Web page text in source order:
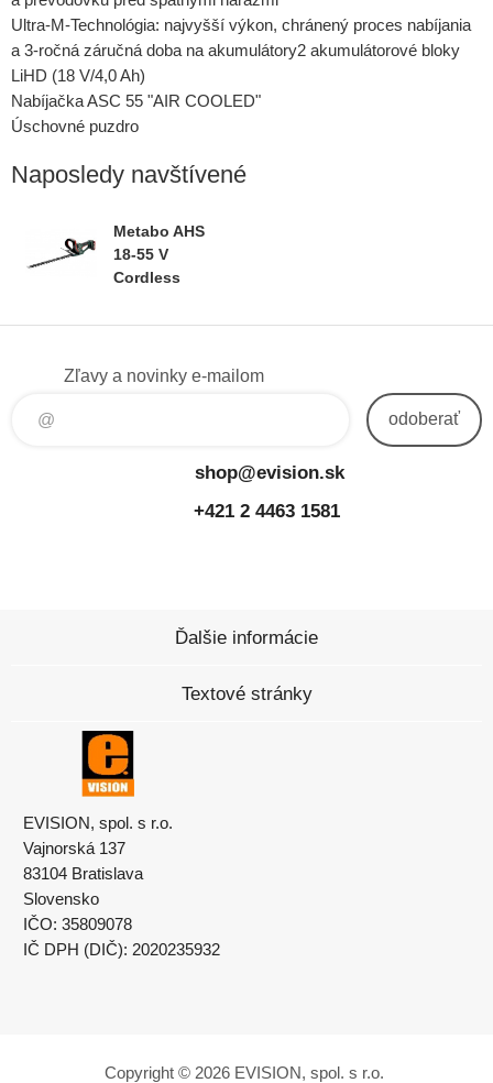
Ultra-M-Technológia: najvyšší výkon, chránený proces nabíjania
a 3-ročná záručná doba na akumulátory2 akumulátorové bloky
LiHD (18 V/4,0 Ah)
Nabíjačka ASC 55 "AIR COOLED"
Úschovné puzdro
Naposledy navštívené
Metabo AHS
18-55 V
Cordless
Trimmer
Zľavy a novinky e-mailom
odoberať
shop@evision.sk
+421 2 4463 1581
EVISION, spol. s r.o.
Vajnorská 137
83104 Bratislava
Slovensko
IČO: 35809078
IČ DPH (DIČ): 2020235932
Ďalšie informácie
Textové stránky
Copyright © 2026 EVISION, spol. s r.o.